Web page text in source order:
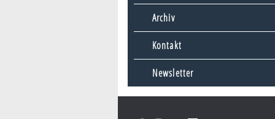
Archiv
Kontakt
Newsletter